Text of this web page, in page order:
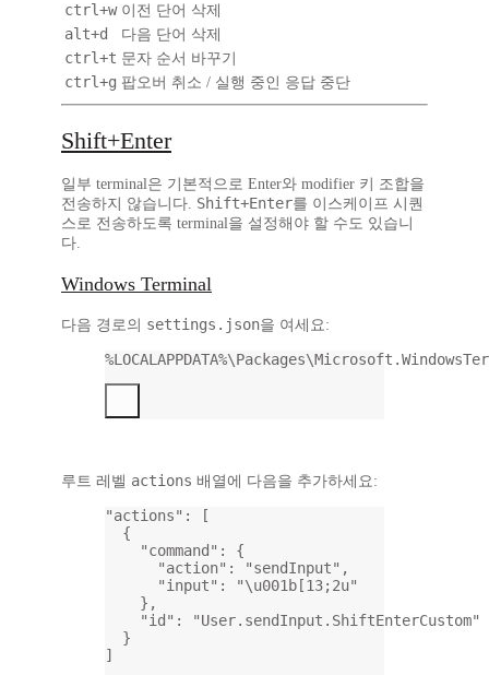
ctrl+w 이전 단어 삭제
alt+d 다음 단어 삭제
ctrl+t 문자 순서 바꾸기
ctrl+g 팝오버 취소 / 실행 중인 응답 중단
Shift+Enter
일부 terminal은 기본적으로 Enter와 modifier 키 조합을
전송하지 않습니다. Shift+Enter를 이스케이프 시퀀
스로 전송하도록 terminal을 설정해야 할 수도 있습니
다.
Windows Terminal
다음 경로의 settings.json을 여세요:
루트 레벨 actions 배열에 다음을 추가하세요:
"actions" : [
{
"command" : {
"action" : "sendInput" ,
"input" : "\u001b [13;2u"
},
"id" :
"User.sendInput.ShiftEnterCustom"
}
]